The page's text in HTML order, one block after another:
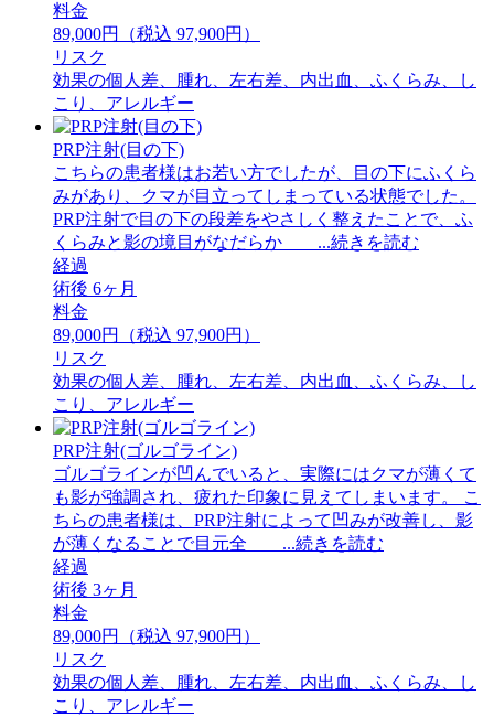
料金
89,000円（税込 97,900円）
リスク
効果の個人差、腫れ、左右差、内出血、ふくらみ、し
こり、アレルギー
PRP注射(目の下)
こちらの患者様はお若い方でしたが、目の下にふくら
みがあり、クマが目立ってしまっている状態でした。
PRP注射で目の下の段差をやさしく整えたことで、ふ
くらみと影の境目がなだらか ...続きを読む
経過
術後 6ヶ月
料金
89,000円（税込 97,900円）
リスク
効果の個人差、腫れ、左右差、内出血、ふくらみ、し
こり、アレルギー
PRP注射(ゴルゴライン)
ゴルゴラインが凹んでいると、実際にはクマが薄くて
も影が強調され、疲れた印象に見えてしまいます。 ⁡こ
ちらの患者様は、PRP注射によって凹みが改善し、影
が薄くなることで目元全 ...続きを読む
経過
術後 3ヶ月
料金
89,000円（税込 97,900円）
リスク
効果の個人差、腫れ、左右差、内出血、ふくらみ、し
こり、アレルギー